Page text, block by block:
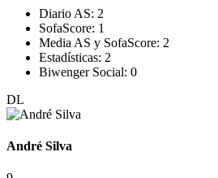
Diario AS: 2
SofaScore: 1
Media AS y SofaScore: 2
Estadísticas: 2
Biwenger Social: 0
DL
André Silva